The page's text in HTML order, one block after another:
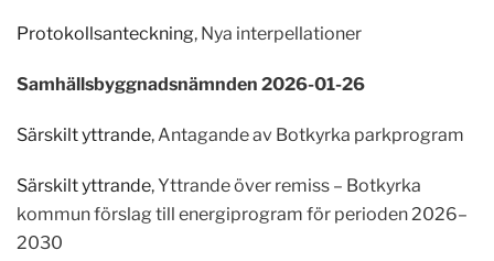
Protokollsanteckning, Nya interpellationer
Samhällsbyggnadsnämnden 2026-01-26
Särskilt yttrande, Antagande av Botkyrka parkprogram
Särskilt yttrande, Yttrande över remiss – Botkyrka
kommun förslag till energiprogram för perioden 2026–
2030